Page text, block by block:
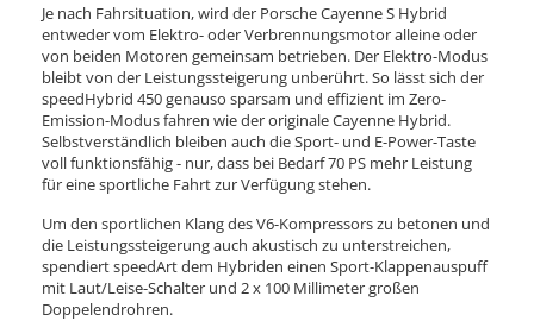
Je nach Fahrsituation, wird der Porsche Cayenne S Hybrid
entweder vom Elektro- oder Verbrennungsmotor alleine oder
von beiden Motoren gemeinsam betrieben. Der Elektro-Modus
bleibt von der Leistungssteigerung unberührt. So lässt sich der
speedHybrid 450 genauso sparsam und effizient im Zero-
Emission-Modus fahren wie der originale Cayenne Hybrid.
Selbstverständlich bleiben auch die Sport- und E-Power-Taste
voll funktionsfähig - nur, dass bei Bedarf 70 PS mehr Leistung
für eine sportliche Fahrt zur Verfügung stehen.
Um den sportlichen Klang des V6-Kompressors zu betonen und
die Leistungssteigerung auch akustisch zu unterstreichen,
spendiert speedArt dem Hybriden einen Sport-Klappenauspuff
mit Laut/Leise-Schalter und 2 x 100 Millimeter großen
Doppelendrohren.